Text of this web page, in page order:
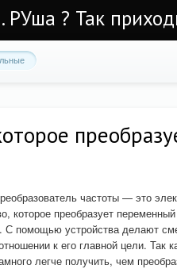
РУша ? Так
частоты — это
которое преобразует
С помощью устройства делают
к его главной цели. Так
легче получить, чем